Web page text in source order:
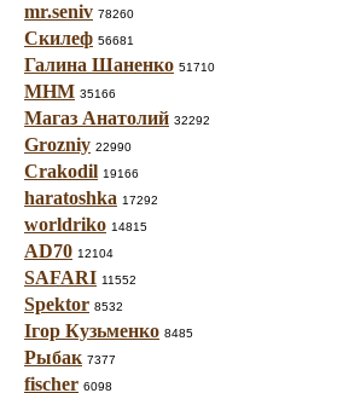
mr.seniv 78260
Скилеф 56681
Галина Шаненко 51710
МНМ 35166
Магаз Анатолий 32292
Grozniy 22990
Crakodil 19166
haratoshka 17292
worldriko 14815
AD70 12104
SAFARI 11552
Spektor 8532
Ігор Кузьменко 8485
Рыбак 7377
fischer 6098